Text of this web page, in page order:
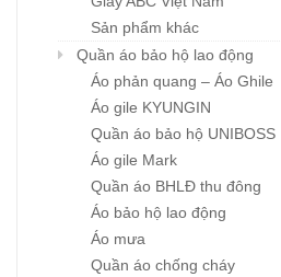
Sản phẩm khác
Quần áo bảo hộ lao động
Áo phản quang – Áo Ghile
Áo gile KYUNGIN
Quần áo bảo hộ UNIBOSS
Áo gile Mark
Quần áo BHLĐ thu đông
Áo bảo hộ lao động
Áo mưa
Quần áo chống cháy